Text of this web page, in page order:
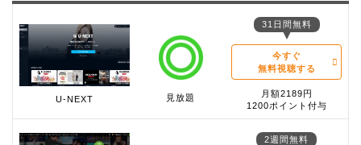
U-NEXT 見放題
31日間無料
今すぐ
無料視聴する
月額2189円
1200ポイント付与
2週間無料